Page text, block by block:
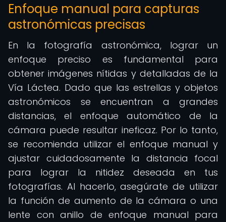
Enfoque manual para capturas
astronómicas precisas
En la fotografía astronómica, lograr un
enfoque preciso es fundamental para
obtener imágenes nítidas y detalladas de la
Vía Láctea. Dado que las estrellas y objetos
astronómicos se encuentran a grandes
distancias, el enfoque automático de la
cámara puede resultar ineficaz. Por lo tanto,
se recomienda utilizar el enfoque manual y
ajustar cuidadosamente la distancia focal
para lograr la nitidez deseada en tus
fotografías. Al hacerlo, asegúrate de utilizar
la función de aumento de la cámara o una
lente con anillo de enfoque manual para